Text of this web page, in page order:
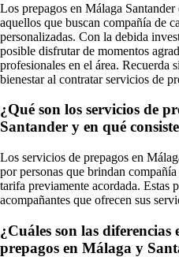
Los prepagos en Málaga
aquellos que buscan compañía de
personalizadas. Con la debida
posible disfrutar de momentos
profesionales en el área. Recuerda
bienestar al contratar servicios de
¿Qué son los servicios de
Santander y en qué
Los servicios de prepagos en
por personas que brindan
tarifa previamente acordada. Estas
acompañantes que ofrecen sus
¿Cuáles son las diferencias
prepagos en Málaga y